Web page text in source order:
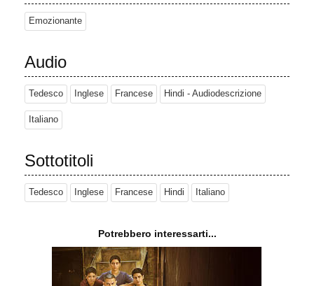
Emozionante
Audio
Tedesco Inglese Francese Hindi - Audiodescrizione
Italiano
Sottotitoli
Tedesco Inglese Francese Hindi Italiano
Potrebbero interessarti...